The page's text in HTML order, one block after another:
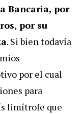
Bancaria, por
, por su
. Si bien todavía
por el cual
para
limítrofe que